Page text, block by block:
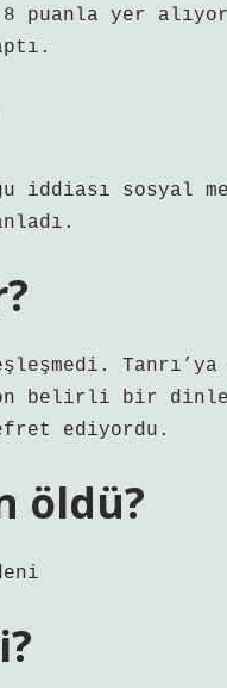
puanla yer
iddiası sosyal
Tanrı’ya
belirli bir dinle
ediyordu.
öldü?